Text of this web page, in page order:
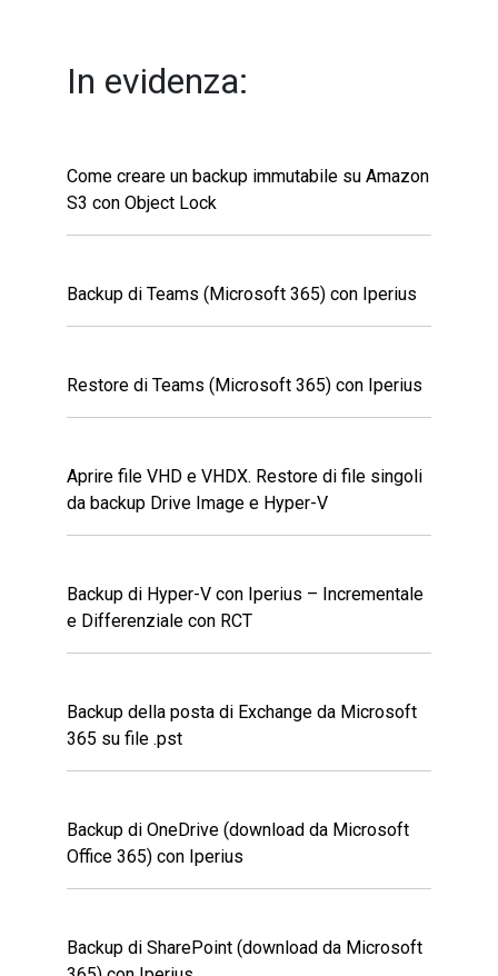
In evidenza:
Come creare un backup immutabile su Amazon
S3 con Object Lock
Backup di Teams (Microsoft 365) con Iperius
Restore di Teams (Microsoft 365) con Iperius
Aprire file VHD e VHDX. Restore di file singoli
da backup Drive Image e Hyper-V
Backup di Hyper-V con Iperius – Incrementale
e Differenziale con RCT
Backup della posta di Exchange da Microsoft
365 su file .pst
Backup di OneDrive (download da Microsoft
Office 365) con Iperius
Backup di SharePoint (download da Microsoft